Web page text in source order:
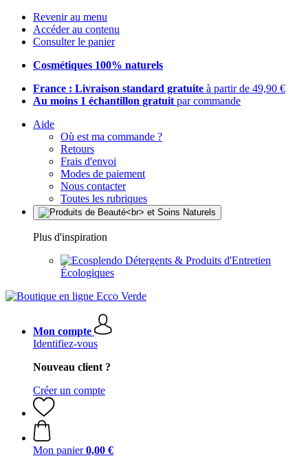
Revenir au menu
Accéder au contenu
Consulter le panier
Cosmétiques 100% naturels
France : Livraison standard gratuite à partir de 49,90 €
Au moins 1 échantillon gratuit par commande
Aide
Où est ma commande ?
Retours
Frais d'envoi
Modes de paiement
Nous contacter
Toutes les rubriques
Plus d'inspiration
Détergents & Produits d'Entretien
Écologiques
Mon compte
Identifiez-vous
Nouveau client ?
Créer un compte
Mon panier 0,00 €